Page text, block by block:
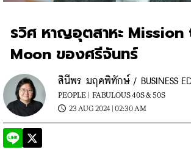
รวิศ หาญอุตสาหะ
Moon ของศรีจันทร์
สินีพร มฤคพิทักษ์ / BUSINESS
PEOPLE | FABULOUS 40S & 50S
23 AUG 2024 | 02:30 AM